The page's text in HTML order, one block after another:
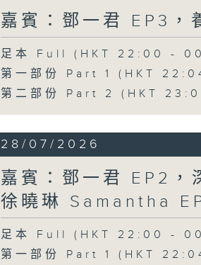
嘉賓：鄧一君 EP3
足本 Full (HKT 22:00 -
第一部份 Part 1 (HKT
第二部份 Part 2 (HKT
28/07/2026
嘉賓：鄧一君 EP2，
徐曉琳 Samantha
足本 Full (HKT 22:00 -
第一部份 Part 1 (HKT